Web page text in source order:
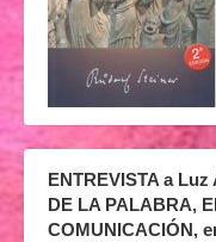
ENTREVISTA a
DE LA PALABRA,
COMUNICACIÓN,